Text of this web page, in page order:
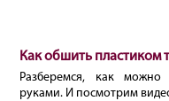
Как обшить пластиком
Разберемся, как можно
руками. И посмотрим